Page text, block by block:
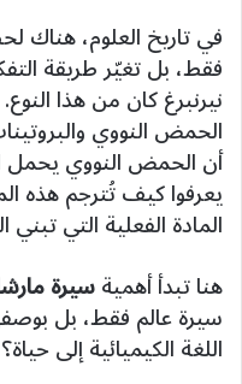
في تاريخ العلوم،
فقط، بل تغيّر طريقة
نيرنبرغ كان من هذا
الحمض النووي
أن الحمض النووي يحمل
يعرفوا كيف تُترجم هذه
المادة الفعلية التي تبني
هنا تبدأ أهميةسيرة
سيرة عالم فقط، بل
اللغة الكيميائية إلى حياة؟